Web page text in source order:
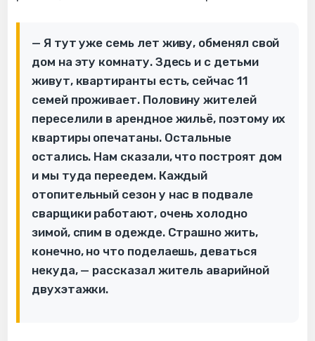
— Я тут уже семь лет живу, обменял свой
дом на эту комнату. Здесь и с детьми
живут, квартиранты есть, сейчас 11
семей проживает. Половину жителей
переселили в арендное жильё, поэтому их
квартиры опечатаны. Остальные
остались. Нам сказали, что построят дом
и мы туда переедем. Каждый
отопительный сезон у нас в подвале
сварщики работают, очень холодно
зимой, спим в одежде. Страшно жить,
конечно, но что поделаешь, деваться
некуда, — рассказал житель аварийной
двухэтажки.